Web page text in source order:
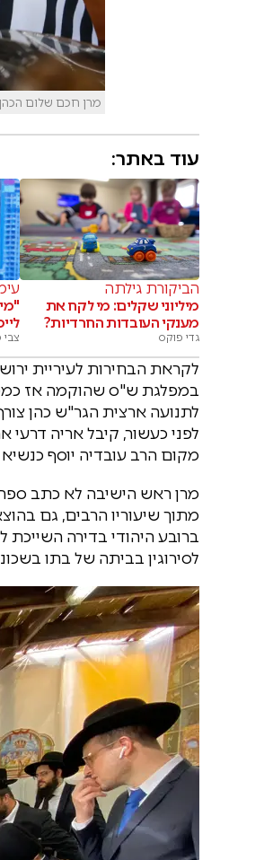
מרן חכם שלום הכהן
עוד באתר:
הביקורת גילתה
מיליוני שקלים: מי לקח את
מענקי העובדות החרדיות?
גדי פוקס
לקראת הבחירות לעיריית
במפלגת ש"ס שהוקמה אז
לתנועה ארצית הגר"ש כהן
לפני כעשור, קיבל אריה
מקום הרב עובדיה יוסף
מרן ראש הישיבה לא כתב
מתוך שיעוריו הרבים, גם
ברובע היהודי בדירה
לסירוגין בביתה של בתו